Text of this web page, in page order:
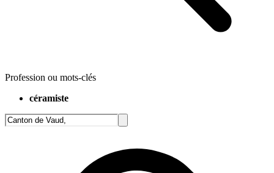
Profession ou mots-clés
céramiste